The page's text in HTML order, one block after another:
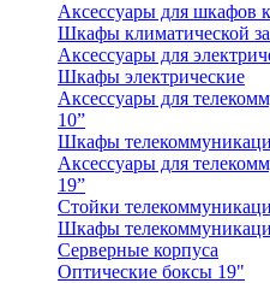
Аксессуары для шкафов
Шкафы климатической
Аксессуары для
Шкафы электрические
Аксессуары для
10”
Шкафы
Аксессуары для
19”
Стойки
Шкафы
Серверные корпуса
Оптические боксы 19"